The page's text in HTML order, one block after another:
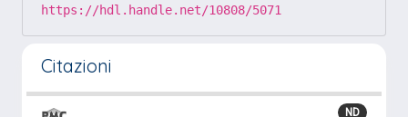
https://hdl.handle.net/10808/5071
Citazioni
ND